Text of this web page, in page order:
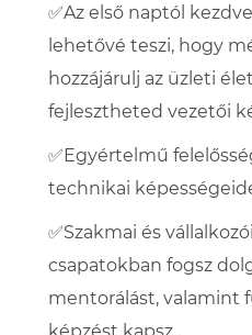
✅Az első naptól
lehetővé teszi, hogy
hozzájárulj az üzleti
fejlesztheted vezetői
✅Egyértelmű
technikai
✅Szakmai és
csapatokban fogsz
mentorálást, valamint